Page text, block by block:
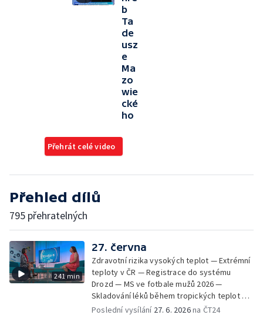
b
Ta
de
usz
e
Ma
zo
wie
cké
ho
Přehrát celé video
Přehled dílů
795 přehratelných
241 min
27. června
Zdravotní rizika vysokých teplot — Extrémní
teploty v ČR — Registrace do systému
Drozd — MS ve fotbale mužů 2026 —
Skladování léků během tropických teplot —
MFF KV: proměny vizuální identity v průběhu
Poslední vysílání 27. 6. 2026na ČT24